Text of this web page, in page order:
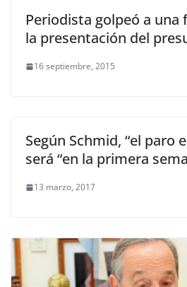
Periodista golpeó a una
la presentación del
16 septiembre, 2015
Según Schmid, “el paro
será “en la primera
13 marzo, 2017